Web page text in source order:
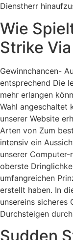
Dienstherr
Wie
Strike
Gewinnchancen-
entsprechend Die
mehr erlangen
Wahl angeschaltet
unserer Website
Arten von Zum
intensiv ein
unserer
oberste
umfangreichen
erstellt haben. In
unsereins sicheres
Durchsteigen
Sudden